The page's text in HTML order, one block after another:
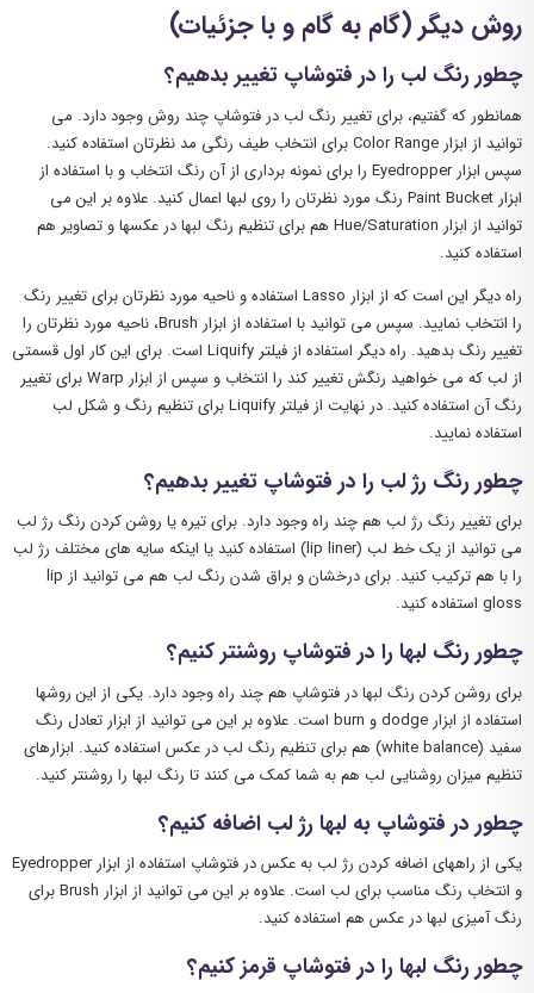
روش دیگر (گام به گام و با جزئیات)
چطور رنگ لب را در فتوشاپ تغییر بدهیم؟
همانطور که گفتیم، برای تغییر رنگ لب در فتوشاپ چند روش وجود دارد. می
توانید از ابزار Color Range برای انتخاب طیف رنگی مد نظرتان استفاده کنید.
سپس ابزار Eyedropper را برای نمونه برداری از آن رنگ انتخاب و با استفاده از
ابزار Paint Bucket رنگ مورد نظرتان را روی لبها اعمال کنید. علاوه بر این می
توانید از ابزار Hue/Saturation هم برای تنظیم رنگ لبها در عکسها و تصاویر هم
استفاده کنید.
راه دیگر این است که از ابزار Lasso استفاده و ناحیه مورد نظرتان برای تغییر رنگ
را انتخاب نمایید. سپس می توانید با استفاده از ابزار Brush، ناحیه مورد نظرتان را
تغییر رنگ بدهید. راه دیگر استفاده از فیلتر Liquify است. برای این کار اول قسمتی
از لب که می خواهید رنگش تغییر کند را انتخاب و سپس از ابزار Warp برای تغییر
رنگ آن استفاده کنید. در نهایت از فیلتر Liquify برای تنظیم رنگ و شکل لب
استفاده نمایید.
چطور رنگ رژ لب را در فتوشاپ تغییر بدهیم؟
برای تغییر رنگ رژ لب هم چند راه وجود دارد. برای تیره یا روشن کردن رنگ رژ لب
می توانید از یک خط لب (lip liner) استفاده کنید یا اینکه سایه های مختلف رژ لب
را با هم ترکیب کنید. برای درخشان و براق شدن رنگ لب هم می توانید از lip
gloss استفاده کنید.
چطور رنگ لبها را در فتوشاپ روشنتر کنیم؟
برای روشن کردن رنگ لبها در فتوشاپ هم چند راه وجود دارد. یکی از این روشها
استفاده از ابزار dodge و burn است. علاوه بر این می توانید از ابزار تعادل رنگ
سفید (white balance) هم برای تنظیم رنگ لب در عکس استفاده کنید. ابزارهای
تنظیم میزان روشنایی لب هم به شما کمک می کنند تا رنگ لبها را روشنتر کنید.
چطور در فتوشاپ به لبها رژ لب اضافه کنیم؟
یکی از راههای اضافه کردن رژ لب به عکس در فتوشاپ استفاده از ابزار Eyedropper
و انتخاب رنگ مناسب برای لب است. علاوه بر این می توانید از ابزار Brush برای
رنگ آمیزی لبها در عکس هم استفاده کنید.
چطور رنگ لبها را در فتوشاپ قرمز کنیم؟